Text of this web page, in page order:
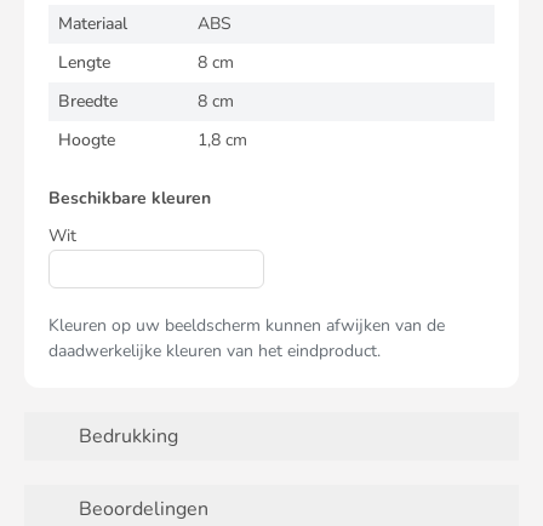
Materiaal
ABS
Lengte
8 cm
Breedte
8 cm
Hoogte
1,8 cm
Beschikbare kleuren
Wit
Kleuren op uw beeldscherm kunnen afwijken van de
daadwerkelijke kleuren van het eindproduct.
Bedrukking
Beoordelingen